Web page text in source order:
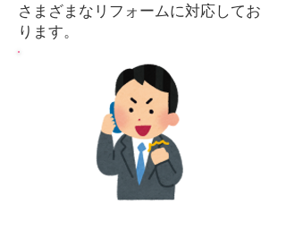
さまざまなリフォームに対応してお
ります。